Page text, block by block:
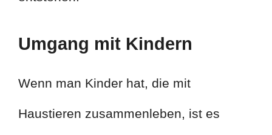
Umgang mit Kindern
Wenn man Kinder hat, die mit
Haustieren zusammenleben, ist es